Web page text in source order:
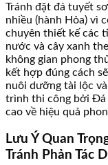
Tránh đặt đá tuyết
nhiều (hành Hỏa) vì
chuyên thiết kế các
nước và cây xanh
không gian phong
kết hợp đúng cách
nuôi dưỡng tài lộc
trình thi công bởi Đá
cao về hiệu quả
Lưu Ý Quan
Tránh Phản Tác